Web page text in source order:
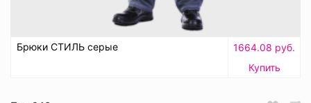
Брюки СТИЛЬ серые
1664.08 руб.
Купить